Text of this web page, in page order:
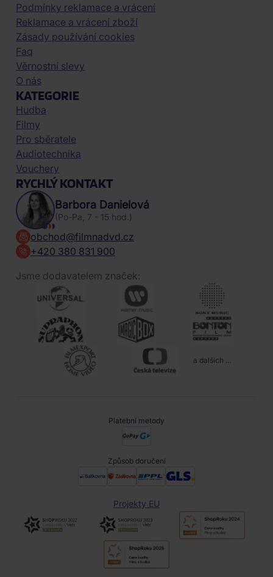
Podmínky reklamace a vrácení
Reklamace a vrácení zboží
Zásady používání cookies
Faq
Věrnostní slevy
O nás
KATEGORIE
Hudba
Filmy
Pro sběratele
Audiotechnika
Vouchery
RYCHLÝ KONTAKT
Barbora Danielová
(Po-Pa, 7 - 15 hod.)
obchod@filmnadvd.cz
+420 380 831 900
Jsme dodavatelem značek:
a dalších ...
Platební metody
Způsob doručení
Projekty EU